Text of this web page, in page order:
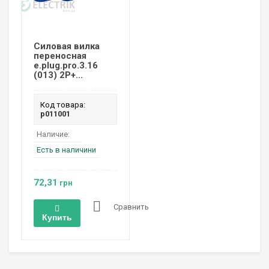
Силовая вилка
переносная
e.plug.pro.3.16
(013) 2P+...
Код товара:
p011001
Наличие:
Есть в наличини
72,31 грн
Купить
Сравнить